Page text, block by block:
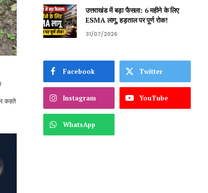
कहते
उत्तराखंड में बड़ा फैसला: 6 महीने के लिए
ESMA लागू, हड़ताल पर पूर्ण रोक!
31/07/2026
Facebook Twitter
Instagram YouTube
WhatsApp